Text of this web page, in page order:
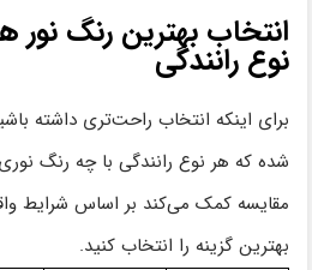
انتخاب بهترین رنگ نور
نوع رانندگی
برای اینکه انتخاب راحت‌تری داشته
شده که هر نوع رانندگی با چه رنگ
مقایسه کمک می‌کند بر اساس شرایط
بهترین گزینه را انتخاب کنید.